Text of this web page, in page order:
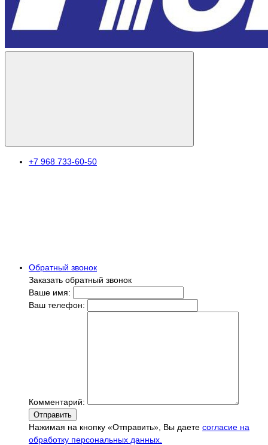
+7 968 733-60-50
Обратный звонок
Заказать обратный звонок
Ваше имя:
Ваш телефон:
Комментарий:
Отправить
Нажимая на кнопку «Отправить», Вы даете согласие на
обработку персональных данных.